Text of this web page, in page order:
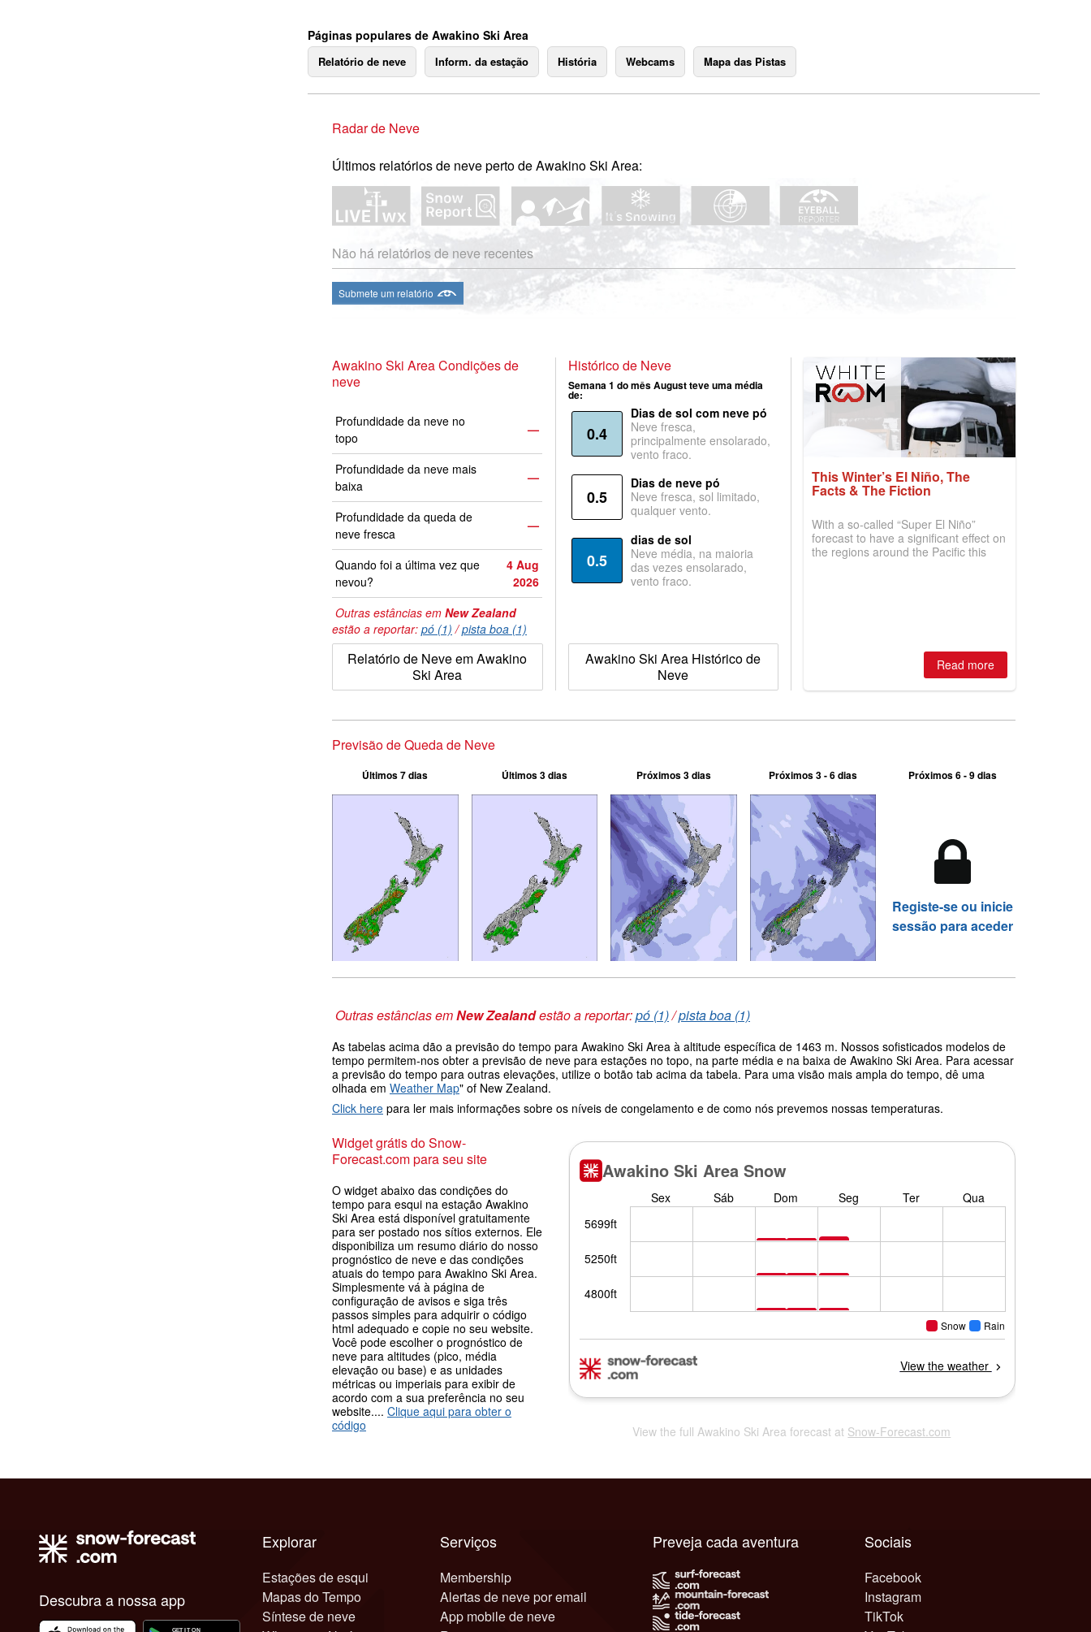
Páginas populares de Awakino Ski Area
Relatório de neve Inform. da estação História Webcams Mapa das Pistas
Radar de Neve
Últimos relatórios de neve perto de Awakino Ski Area:
Não há relatórios de neve recentes
Submete um relatório
Awakino Ski Area Condições de
neve
Profundidade da neve no
topo
—
Profundidade da neve mais
baixa
—
Profundidade da queda de
neve fresca
—
Quando foi a última vez que
nevou?
4 Aug
2026
Outras estâncias em New Zealand
estão a reportar: pó (1) /pista boa (1)
Relatório de Neve em Awakino
Ski Area
Histórico de Neve
Semana 1 do mês August teve uma média
de:
0.4
Dias de sol com neve pó
Neve fresca,
principalmente ensolarado,
vento fraco.
0.5
Dias de neve pó
Neve fresca, sol limitado,
qualquer vento.
0.5
dias de sol
Neve média, na maioria
das vezes ensolarado,
vento fraco.
Awakino Ski Area Histórico de
Neve
This Winter’s El Niño, The
Facts & The Fiction
With a so-called “Super El Niño”
forecast to have a significant effect on
the regions around the Pacific this
Read more
Previsão de Queda de Neve
Últimos 7 dias Últimos 3 dias Próximos 3 dias Próximos 3 - 6 dias Próximos 6 - 9 dias
Registe-se ou inicie
sessão para aceder
Outras estâncias emNew Zealandestão a reportar:pó (1)/pista boa (1)
As tabelas acima dão a previsão do tempo para Awakino Ski Area à altitude específica de 1463 m. Nossos sofisticados modelos de
tempo permitem-nos obter a previsão de neve para estações no topo, na parte média e na baixa de Awakino Ski Area. Para acessar
a previsão do tempo para outras elevações, utilize o botão tab acima da tabela. Para uma visão mais ampla do tempo, dê uma
olhada em Weather Map" of New Zealand.
Click here para ler mais informações sobre os níveis de congelamento e de como nós prevemos nossas temperaturas.
Widget grátis do Snow-
Forecast.com para seu site
O widget abaixo das condições do
tempo para esqui na estação Awakino
Ski Area está disponível gratuitamente
para ser postado nos sítios externos. Ele
disponibiliza um resumo diário do nosso
prognóstico de neve e das condições
atuais do tempo para Awakino Ski Area.
Simplesmente vá à página de
configuração de avisos e siga três
passos simples para adquirir o código
html adequado e copie no seu website.
Você pode escolher o prognóstico de
neve para altitudes (pico, média
elevação ou base) e as unidades
métricas ou imperiais para exibir de
acordo com a sua preferência no seu
website.... Clique aqui para obter o
código
View the full Awakino Ski Area forecast at Snow-Forecast.com
Descubra a nossa app
Explorar
Estações de esqui
Mapas do Tempo
Síntese de neve
Serviços
Membership
Alertas de neve por email
App mobile de neve
Sociais
Facebook
Instagram
TikTok
Preveja cada aventura